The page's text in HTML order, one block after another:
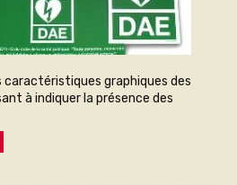
caractéristiques graphiques des
à indiquer la présence des